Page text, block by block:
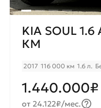
KIA SOUL 1.6
КМ
2017 116 000 км 1.6 л.
1.440.000₽
от 24.122₽/мес.